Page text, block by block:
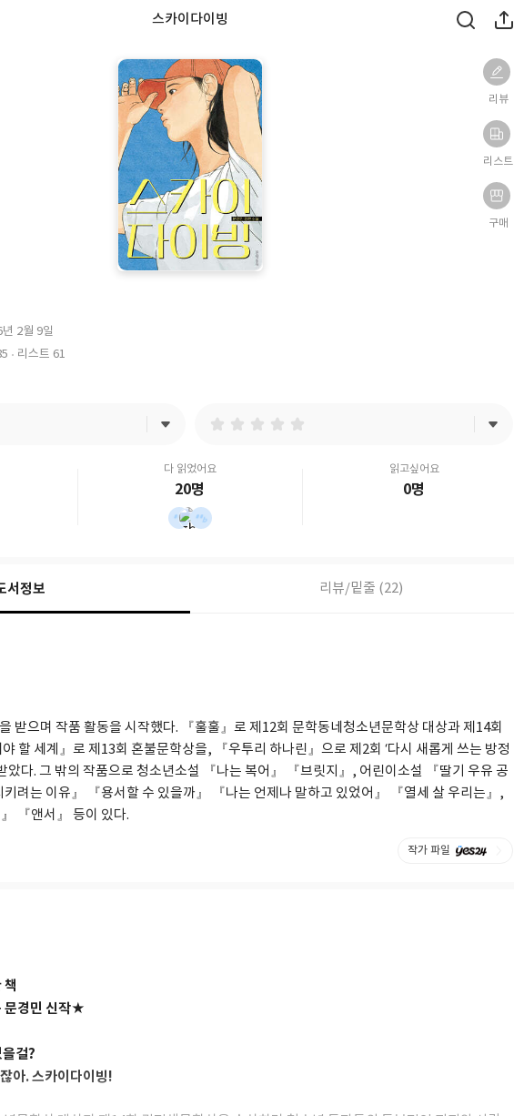
스카이다이빙
리뷰
리스트
구매
2월 9일
리스트 61
다 읽었어요
20명
읽고싶어요
0명
서정보 리뷰/밑줄 (22)
받으며 작품 활동을 시작했다. 『훌훌』로 제12회 문학동네청소년문학상 대상과 제14회
할 세계』로 제13회 혼불문학상을, 『우투리 하나린』으로 제2회 ‘다시 새롭게 쓰는 방정
았다. 그 밖의 작품으로 청소년소설 『나는 복어』 『브릿지』, 어린이소설 『딸기 우유 공
려는 이유』 『용서할 수 있을까』 『나는 언제나 말하고 있었어』 『열세 살 우리는』,
『앤서』 등이 있다.
작가 파일
문경민 신작★
걸?
아. 스카이다이빙!